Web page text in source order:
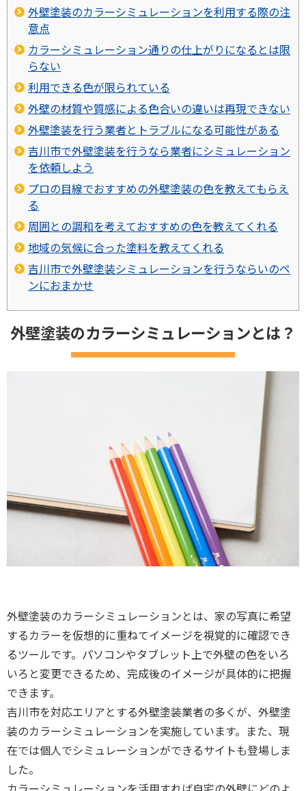
外壁塗装のカラーシミュレーションを利用する際の注
意点
カラーシミュレーション通りの仕上がりになるとは限
らない
利用できる色が限られている
外壁の材質や質感による色合いの違いは再現できない
外壁塗装を行う業者とトラブルになる可能性がある
吉川市で外壁塗装を行うなら業者にシミュレーション
を依頼しよう
プロの目線でおすすめの外壁塗装の色を教えてもらえ
る
周囲との調和を考えておすすめの色を教えてくれる
地域の気候に合った塗料を教えてくれる
吉川市で外壁塗装シミュレーションを行うならいのペ
ンにおまかせ
外壁塗装のカラーシミュレーションとは？
外壁塗装のカラーシミュレーションとは、家の写真に希望
するカラーを仮想的に重ねてイメージを視覚的に確認でき
るツールです。パソコンやタブレット上で外壁の色をいろ
いろと変更できるため、完成後のイメージが具体的に把握
できます。
吉川市を対応エリアとする外壁塗装業者の多くが、外壁塗
装のカラーシミュレーションを実施しています。また、現
在では個人でシミュレーションができるサイトも登場しま
した。